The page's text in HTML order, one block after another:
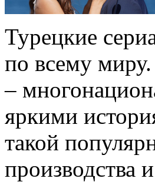
Турецкие
по всему
–
яркими
такой
производства